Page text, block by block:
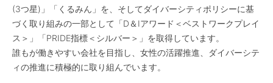
(3つ星)」「くるみん」を、そしてダイバーシティポリシーに基
づく取り組みの一部として「D＆Iアワード＜ベストワークプレイ
ス＞」「PRIDE指標＜シルバー＞」を取得しています。
誰もが働きやすい会社を目指し、女性の活躍推進、ダイバーシテ
ィの推進に積極的に取り組んでいます。